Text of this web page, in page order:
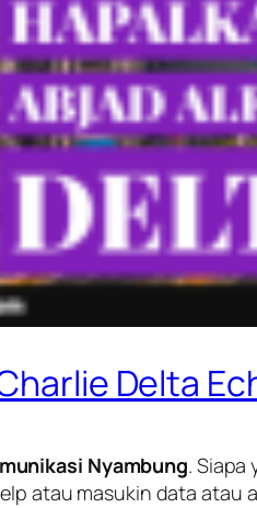
Delta
Nyambung. Siapa
atau masukin data